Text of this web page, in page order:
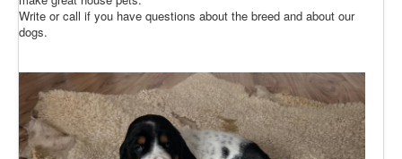
Write or call if you have questions about the breed and about our
dogs.